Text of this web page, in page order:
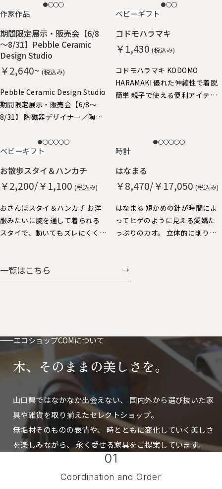
一覧はこちら
NEW
作家作品
期間限定展示・販売会【6/8
～8/31】Pebble Ceramic
Design Studio
￥2,640~ (税込み)
Pebble Ceramic Design Studio
期間限定展示・販売会【6/8～
8/31】 陶磁器デザイナー／陶磁
の石原さん やさしいタッチの絵
付け器を中心に特別展示させて
いただきました。 どれも1点もの
了となります。
NEW
ベビーギフト
コドモハラマキ
￥1,430 (税込み)
コドモハラマキ KODOMO
HARAMAKI 優れた伸縮性で着脱
簡単 親子で使える便利アイテ
NEW
ベビーギフト
お散歩スタイ＆ハンカチ
￥2,200/￥1,100 (税込み)
おさんぽスタイ＆ハンカチ お洋
服みたいに腕を通して着られる
スタイで、動いてもズレにくく、
付。ベビーカーやバッグに付け
ておけば鼻水や涙もすぐに拭け
NEW
時計
はなまる
￥8,470/￥17,050 (税込み)
はなまる 短かめの針が時間によ
ってヒゲのように見える愛嬌た
っぷりのカオ。 立体的に削り出
に掛けたときの凸っぱり具合
も、可愛さ「はなまる」。 はな
掛け時計としても使えます。
エコショップCOMについて
木、そのままの美しさを。
山口県ではなかなか出会えない、
国内外から選び抜いた家
具や雑貨を取り揃えたセレクトショップ。
無垢材そのものの表情や、 時とともに変化していく美しさ
を楽しみながら、永く愛せる家具をご提案しています。
01
Coordination and Order